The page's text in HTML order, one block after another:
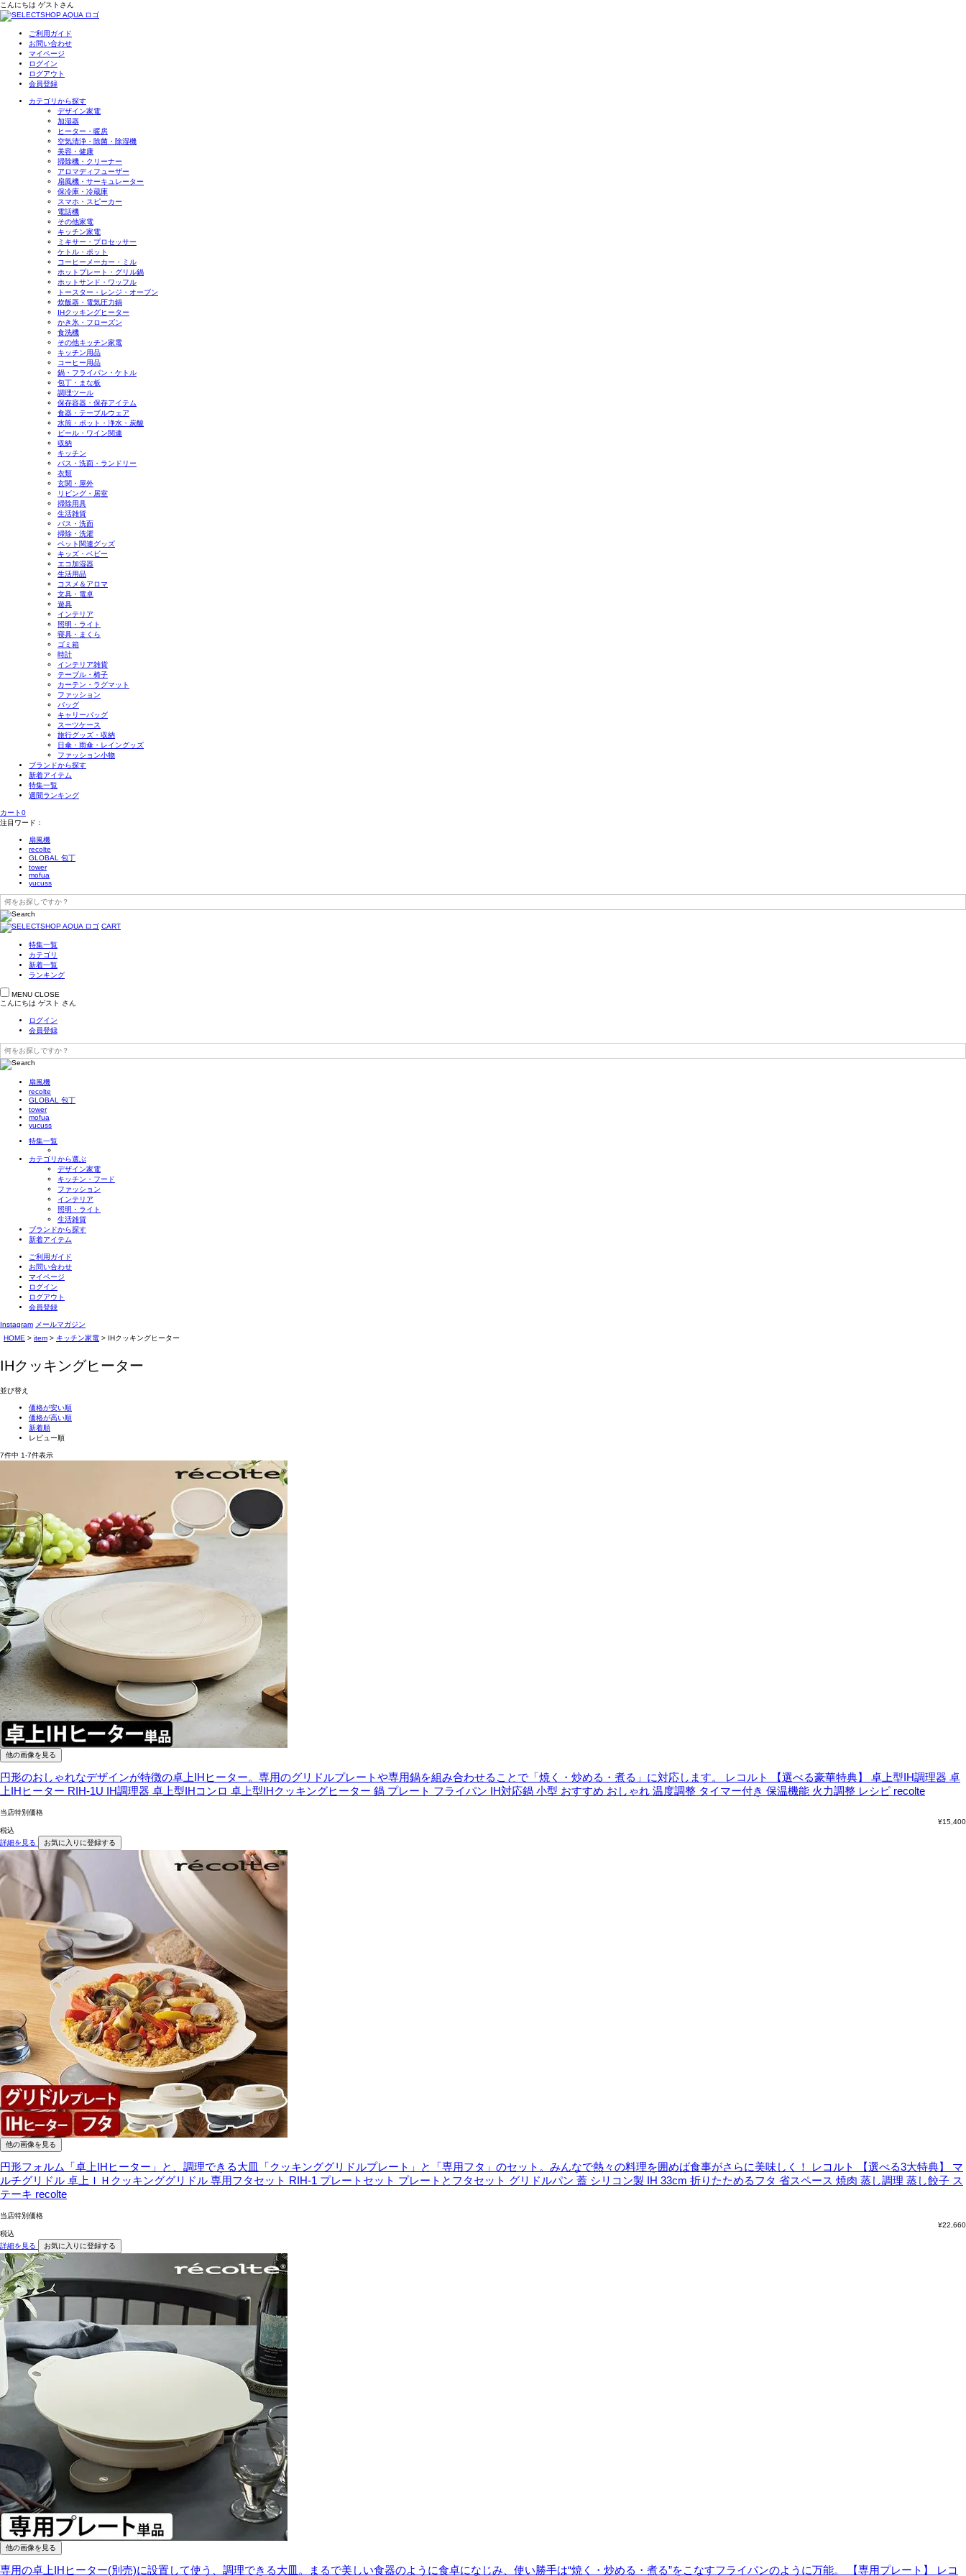
こんにちは ゲスト さん
ご利用ガイド
お問い合わせ
マイページ
ログイン
ログアウト
会員登録
カテゴリから探す
デザイン家電
加湿器
ヒーター・暖房
空気清浄・除菌・除湿機
美容・健康
掃除機・クリーナー
アロマディフューザー
扇風機・サーキュレーター
保冷庫・冷蔵庫
スマホ・スピーカー
電話機
その他家電
キッチン家電
ミキサー・プロセッサー
ケトル・ポット
コーヒーメーカー・ミル
ホットプレート・グリル鍋
ホットサンド・ワッフル
トースター・レンジ・オーブン
炊飯器・電気圧力鍋
IHクッキングヒーター
かき氷・フローズン
食洗機
その他キッチン家電
キッチン用品
コーヒー用品
鍋・フライパン・ケトル
包丁・まな板
調理ツール
保存容器・保存アイテム
食器・テーブルウェア
水筒・ポット・浄水・炭酸
ビール・ワイン関連
収納
キッチン
バス・洗面・ランドリー
衣類
玄関・屋外
リビング・居室
掃除用具
生活雑貨
バス・洗面
掃除・洗濯
ペット関連グッズ
キッズ・ベビー
エコ加湿器
生活用品
コスメ＆アロマ
文具・電卓
遊具
インテリア
照明・ライト
寝具・まくら
ゴミ箱
時計
インテリア雑貨
テーブル・椅子
カーテン・ラグマット
ファッション
バッグ
キャリーバッグ
スーツケース
旅行グッズ・収納
日傘・雨傘・レイングッズ
ファッション小物
ブランドから探す
新着アイテム
特集一覧
週間ランキング
カート0
注目ワード：
扇風機
recolte
GLOBAL 包丁
tower
mofua
yucuss
CART
特集一覧
カテゴリ
新着一覧
ランキング
MENU CLOSE
こんにちは ゲスト さん
ログイン
会員登録
扇風機
recolte
GLOBAL 包丁
tower
mofua
yucuss
特集一覧
カテゴリから選ぶ
デザイン家電
キッチン・フード
ファッション
インテリア
照明・ライト
生活雑貨
ブランドから探す
新着アイテム
ご利用ガイド
お問い合わせ
マイページ
ログイン
ログアウト
会員登録
Instagram メールマガジン
HOME
item キッチン家電 IHクッキングヒーター
IHクッキングヒーター
並び替え
価格が安い順
価格が高い順
新着順
レビュー順
7件中 1-7件表示
他の画像を見る
円形のおしゃれなデザインが特徴の卓上IHヒーター。専用のグリドルプレートや専用鍋を組み合わせることで「焼く・炒める・煮る」に対応します。
レコルト 【選べる豪華特典】 卓上型IH調理器 卓
上IHヒーター RIH-1U IH調理器 卓上型IHコンロ 卓上型IHクッキングヒーター 鍋 プレート フライパン IH対応鍋 小型 おすすめ おしゃれ 温度調整 タイマー付き 保温機能 火力調整 レシピ recolte
当店特別価格
¥15,400
税込
詳細を見る
お気に入りに登録する
他の画像を見る
円形フォルム「卓上IHヒーター」と、調理できる大皿「クッキンググリドルプレート」と「専用フタ」のセット。みんなで熱々の料理を囲めば食事がさらに美味しく！
レコルト 【選べる3大特典】 マ
ルチグリドル 卓上ＩＨクッキンググリドル 専用フタセット RIH-1 プレートセット プレートとフタセット グリドルパン 蓋 シリコン製 IH 33cm 折りたためるフタ 省スペース 焼肉 蒸し調理 蒸し餃子 ス
テーキ recolte
当店特別価格
¥22,660
税込
詳細を見る
お気に入りに登録する
他の画像を見る
専用の卓上IHヒーター(別売)に設置して使う、調理できる大皿。まるで美しい食器のように食卓になじみ、使い勝手は“焼く・炒める・煮る”をこなすフライパンのように万能。 【専用プレート】 レコ